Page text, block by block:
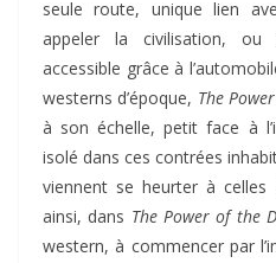
seule route, unique lien
appeler la civilisation,
accessible grâce à
westerns d’époque, The
à son échelle, petit face à
isolé dans ces contrées
viennent se heurter à
ainsi, dans The Power of the
western, à commencer par